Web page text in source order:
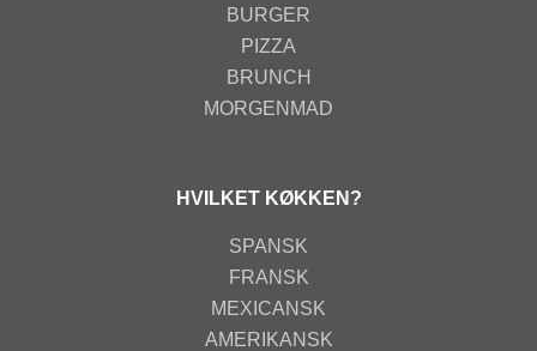
BURGER
PIZZA
BRUNCH
MORGENMAD
HVILKET KØKKEN?
SPANSK
FRANSK
MEXICANSK
AMERIKANSK